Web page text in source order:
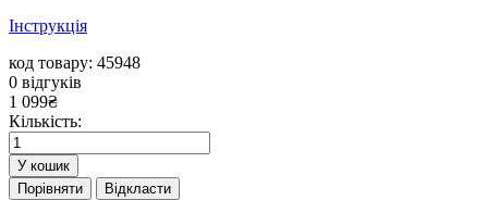
Інструкція
код товару: 45948
0 відгуків
1 099₴
Кількість:
У кошик
Порівняти
Відкласти